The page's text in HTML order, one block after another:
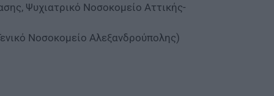
Ψυχιατρικό Νοσοκομείο Αττικής-
Νοσοκομείο Αλεξανδρούπολης)